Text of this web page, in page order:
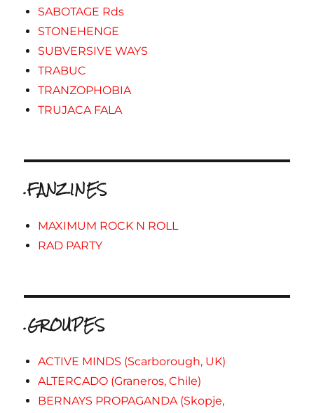
SABOTAGE Rds
STONEHENGE
SUBVERSIVE WAYS
TRABUC
TRANZOPHOBIA
TRUJACA FALA
.FANZINES
MAXIMUM ROCK N ROLL
RAD PARTY
.GROUPES
ACTIVE MINDS (Scarborough, UK)
ALTERCADO (Graneros, Chile)
BERNAYS PROPAGANDA (Skopje,